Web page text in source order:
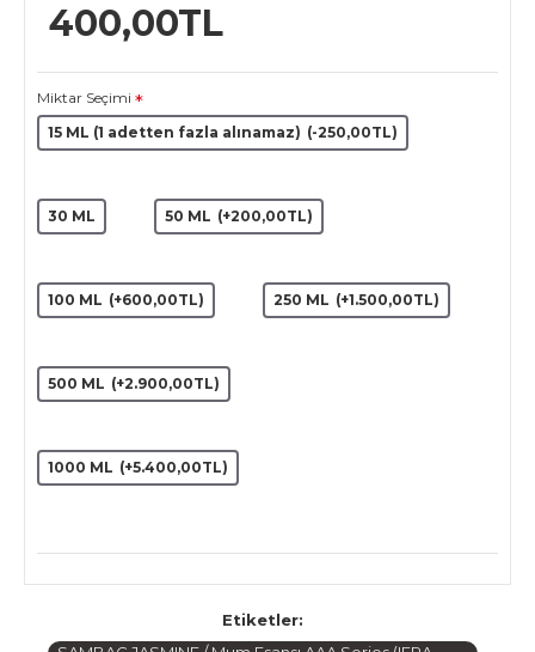
400,00TL
Miktar Seçimi
15 ML (1 adetten fazla alınamaz) (-250,00TL)
30 ML 50 ML (+200,00TL)
100 ML (+600,00TL) 250 ML (+1.500,00TL)
500 ML (+2.900,00TL)
1000 ML (+5.400,00TL)
Etiketler: